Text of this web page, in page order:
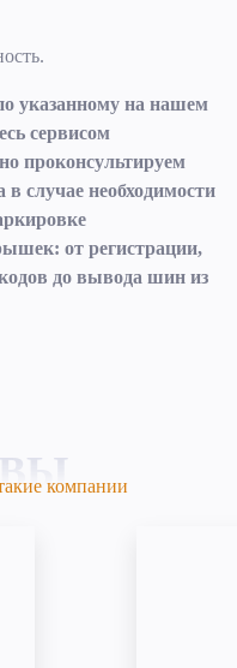
указанному на нашем
сервисом
проконсультируем
случае необходимости
от регистрации,
до вывода шин из
компании